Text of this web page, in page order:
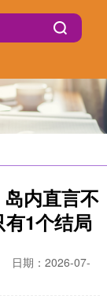
内直言不
1个结局
日期：2026-07-